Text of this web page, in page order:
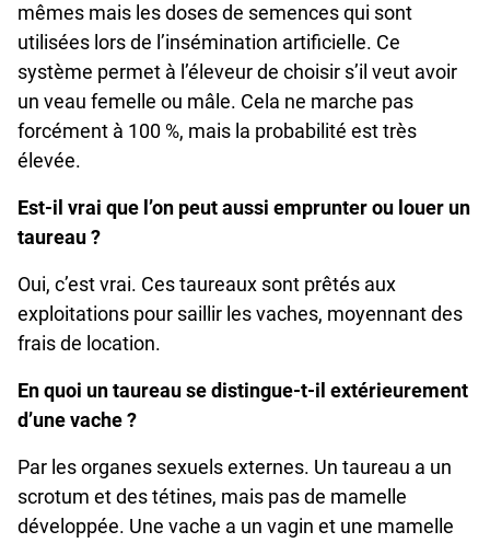
mêmes mais les doses de semences qui sont
utilisées lors de l’insémination artificielle. Ce
système permet à l’éleveur de choisir s’il veut avoir
un veau femelle ou mâle. Cela ne marche pas
forcément à 100 %, mais la probabilité est très
élevée.
Est-il vrai que l’on peut aussi emprunter ou louer un
taureau ?
Oui, c’est vrai. Ces taureaux sont prêtés aux
exploitations pour saillir les vaches, moyennant des
frais de location.
En quoi un taureau se distingue-t-il extérieurement
d’une vache ?
Par les organes sexuels externes. Un taureau a un
scrotum et des tétines, mais pas de mamelle
développée. Une vache a un vagin et une mamelle